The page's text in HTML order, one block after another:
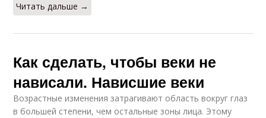
Читать дальше →
Как сделать, чтобы веки не
нависали. Нависшие веки
Возрастные изменения затрагивают область вокруг глаз
в большей степени, чем остальные зоны лица. Этому